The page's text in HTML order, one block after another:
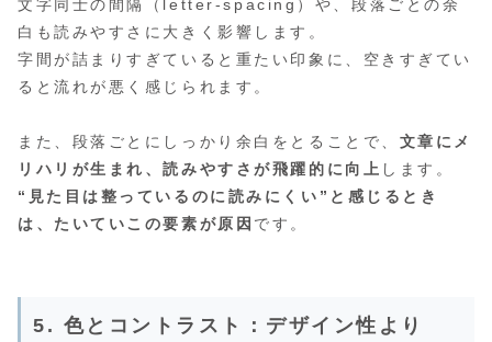
文字同士の間隔（letter-spacing）や、段落ごとの余
白も読みやすさに大きく影響します。
字間が詰まりすぎていると重たい印象に、空きすぎてい
ると流れが悪く感じられます。
また、段落ごとにしっかり余白をとることで、 文章にメ
リハリが生まれ、読みやすさが飛躍的に向上 します。
“見た目は整っているのに読みにくい”と感じるとき
は、たいていこの要素が原因 です。
5. 色とコントラスト：デザイン性より